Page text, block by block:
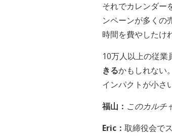
それでカレンダー
ンペーンが多くの
時間を費やしたけ
10万人以上の従業
きるかもしれない
インパクトが小さ
福山： このカルチ
Eric： 取締役会で